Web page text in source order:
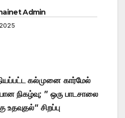
Admin
கல்முனை கார்மேல்
நிகழ்வு; ” ஒரு பாடசாலை
உதவுதல்” சிறப்பு